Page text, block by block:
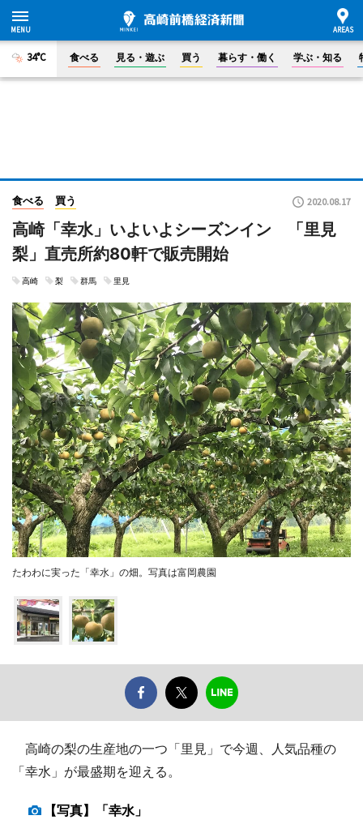
34°C 食べる 見る・遊ぶ 買う 暮らす・働く 学ぶ・知る
食べる 買う 2020.08.17
高崎「幸水」いよいよシーズンイン 「里見
梨」直売所約80軒で販売開始
高崎 梨 群馬 里見
たわわに実った「幸水」の畑。写真は富岡農園
高崎の梨の生産地の一つ「里見」で今週、人気品種の
「幸水」が最盛期を迎える。
【写真】「幸水」